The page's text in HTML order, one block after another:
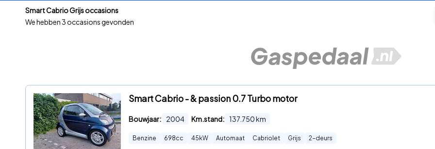
Smart Cabrio Grijs occasions
We hebben3 occasions gevonden
Smart Cabrio - & passion 0.7 Turbo motor
Bouwjaar: 2004 Km.stand: 137.750km
Benzine 698cc 45 kW Automaat Cabriolet Grijs 2-deurs